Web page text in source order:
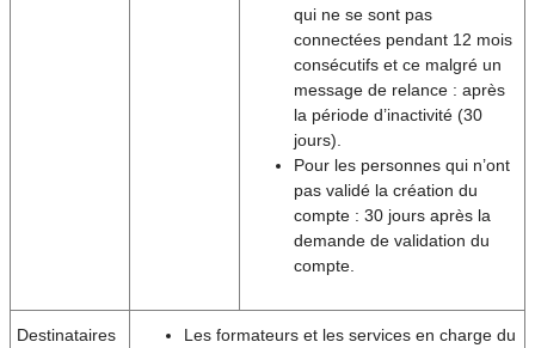
qui ne se sont pas
connectées pendant 12 mois
consécutifs et ce malgré un
message de relance : après
la période d’inactivité (30
jours).
Pour les personnes qui n’ont
pas validé la création du
compte : 30 jours après la
demande de validation du
compte.
Destinataires
Les formateurs et les services en charge du